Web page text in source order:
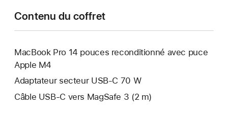
Contenu du coffret
MacBook Pro 14 pouces reconditionné avec puce
Apple M4
Adaptateur secteur USB‑C 70 W
Câble USB-C vers MagSafe 3 (2 m)